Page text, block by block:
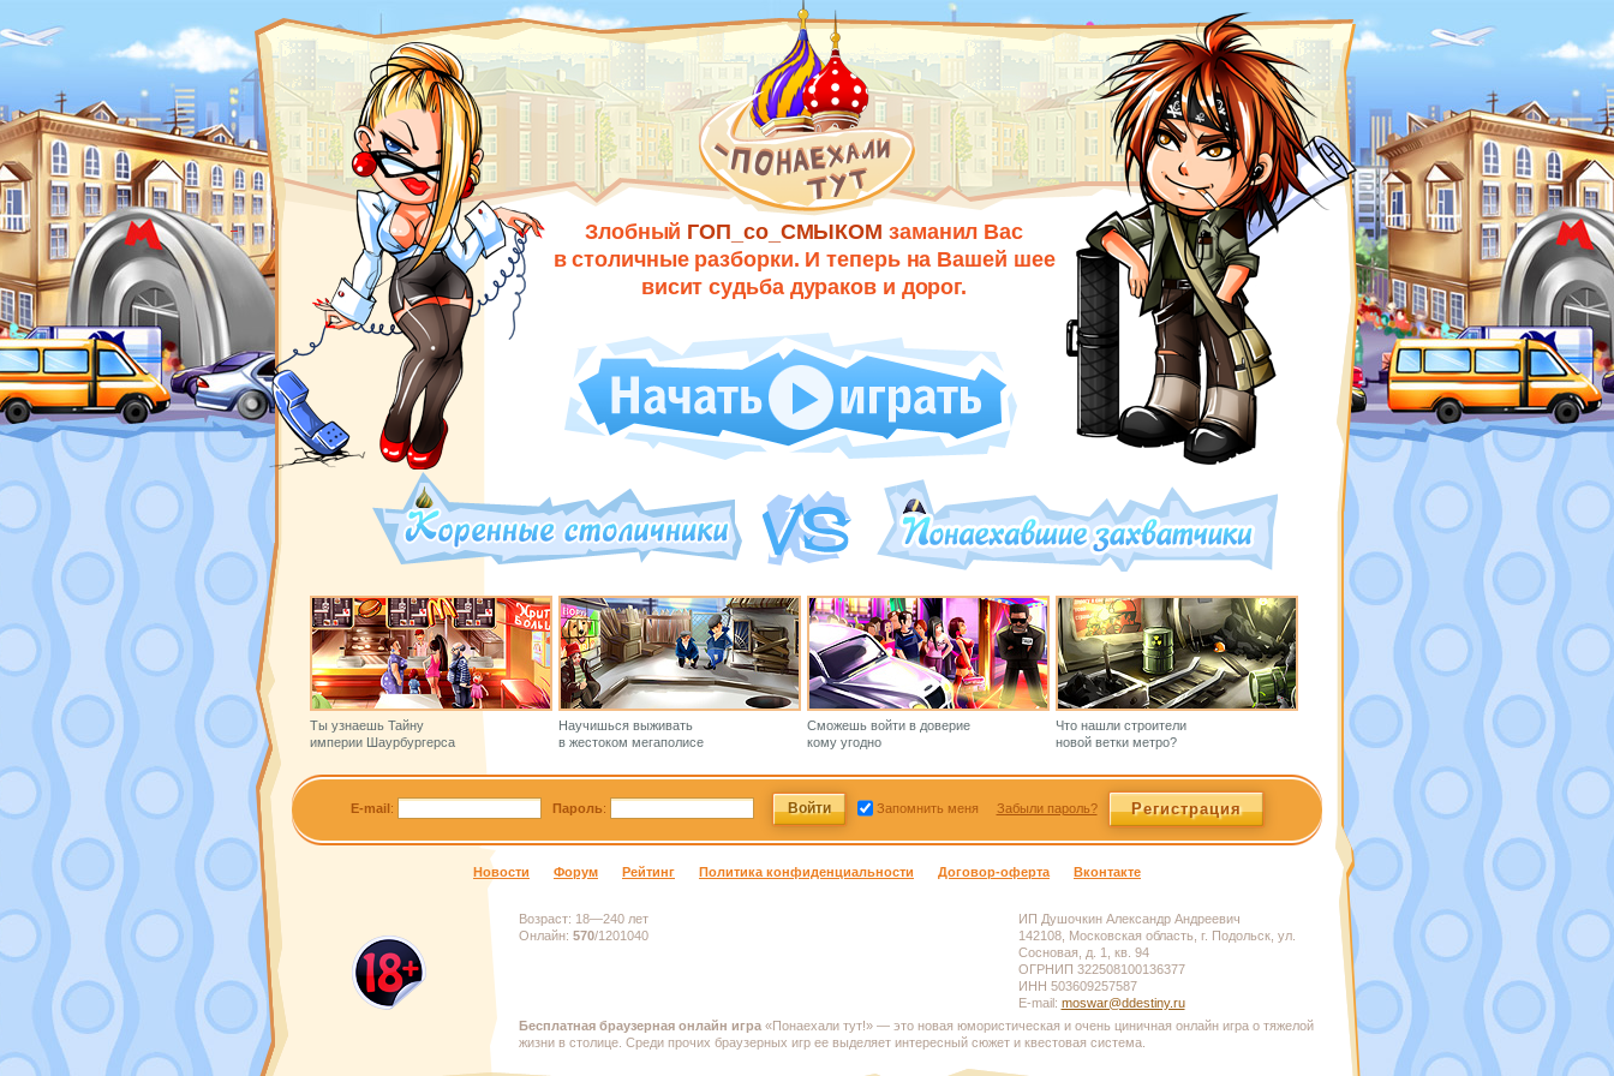
Злобный ГОП_со_СМЫКОМ заманил Вас
в столичные разборки. И теперь на Вашей шее
висит судьба дураков и дорог.
Ты узнаешь Тайну
империи Шаурбургерса
Научишься выживать
в жестоком мегаполисе
Сможешь войти в доверие
кому угодно
Что нашли строители
новой ветки метро?
E-mail: Пароль: Запомнить меня Забыли пароль? Регистрация
Новости Форум Рейтинг Политика конфиденциальности Договор-оферта Вконтакте
Возраст: 18—240 лет
Онлайн: 570/1201040
ИП Душочкин Александр Андреевич
142108, Московская область, г. Подольск, ул.
Сосновая, д. 1, кв. 94
ОГРНИП 322508100136377
ИНН 503609257587
E-mail: moswar@ddestiny.ru
Бесплатная браузерная онлайн игра«Понаехали тут!» — это новая юмористическая и очень циничная онлайн игра о тяжелой
жизни в столице. Среди прочих браузерных игр ее выделяет интересный сюжет и квестовая система.